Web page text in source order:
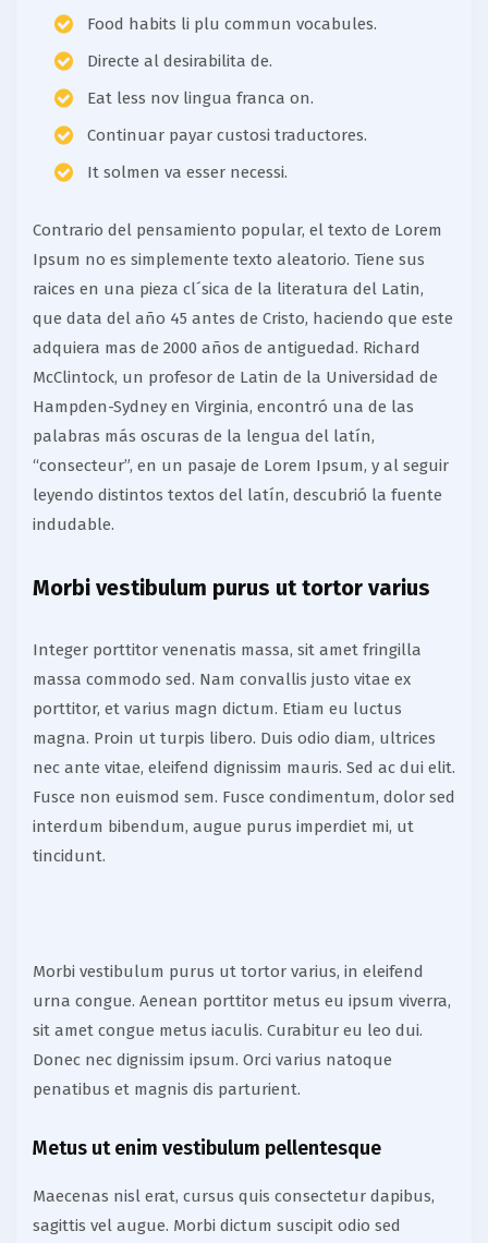
Food habits li plu commun vocabules.
Directe al desirabilita de.
Eat less nov lingua franca on.
Continuar payar custosi traductores.
It solmen va esser necessi.
Contrario del pensamiento popular, el texto de Lorem
Ipsum no es simplemente texto aleatorio. Tiene sus
raices en una pieza cl´sica de la literatura del Latin,
que data del año 45 antes de Cristo, haciendo que este
adquiera mas de 2000 años de antiguedad. Richard
McClintock, un profesor de Latin de la Universidad de
Hampden-Sydney en Virginia, encontró una de las
palabras más oscuras de la lengua del latín,
“consecteur”, en un pasaje de Lorem Ipsum, y al seguir
leyendo distintos textos del latín, descubrió la fuente
indudable.
Morbi vestibulum purus ut tortor varius
Integer porttitor venenatis massa, sit amet fringilla
massa commodo sed. Nam convallis justo vitae ex
porttitor, et varius magn dictum. Etiam eu luctus
magna. Proin ut turpis libero. Duis odio diam, ultrices
nec ante vitae, eleifend dignissim mauris. Sed ac dui elit.
Fusce non euismod sem. Fusce condimentum, dolor sed
interdum bibendum, augue purus imperdiet mi, ut
tincidunt.
Morbi vestibulum purus ut tortor varius, in eleifend
urna congue. Aenean porttitor metus eu ipsum viverra,
sit amet congue metus iaculis. Curabitur eu leo dui.
Donec nec dignissim ipsum. Orci varius natoque
penatibus et magnis dis parturient.
Metus ut enim vestibulum pellentesque
Maecenas nisl erat, cursus quis consectetur dapibus,
sagittis vel augue. Morbi dictum suscipit odio sed